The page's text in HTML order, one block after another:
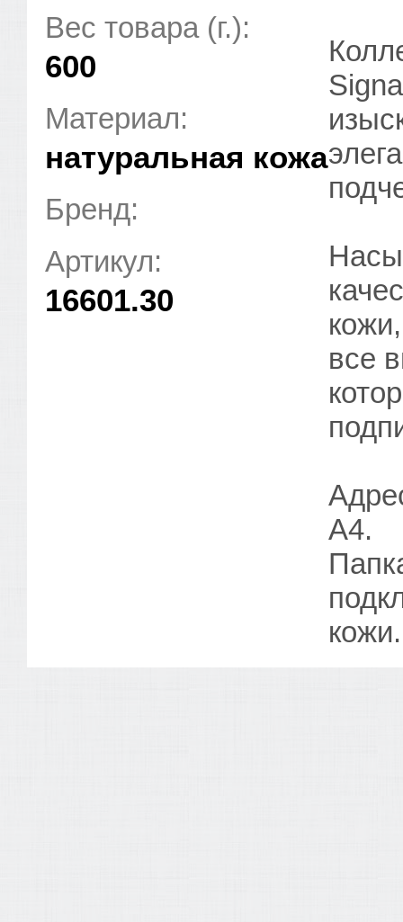
Вес товара (г.):
600
Материал:
натуральная кожа
Бренд:
Артикул:
16601.30
все
А4.
кожи.